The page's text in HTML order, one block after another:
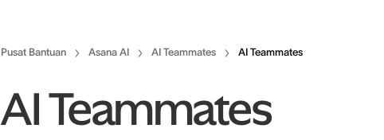
Pusat Bantuan Asana AI AI Teammates AI Teammates
AI Teammates